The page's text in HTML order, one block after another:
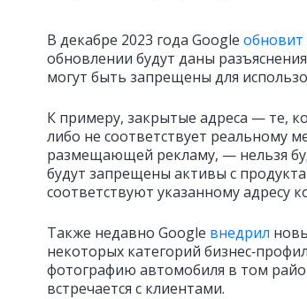
В декабре 2023 года Google обновит
обновлении будут даны
могут быть запрещены для
К примеру, закрытые адреса — те,
либо не соответствует реальному
размещающей рекламу, — нельзя
будут запрещены активы с
соответствуют указанному адресу
Также недавно Google внедрил
некоторых категорий
фотографию автомобиля в том
встречается с клиентами.